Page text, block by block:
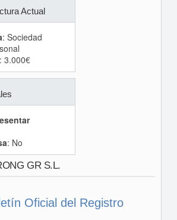
Actual
: Sociedad
: 3.000€
: No
GR S.L.
Oficial del Registro